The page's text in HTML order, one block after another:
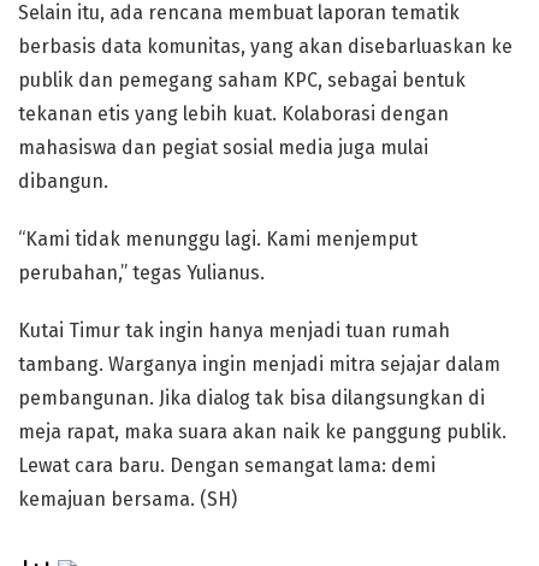
Selain itu, ada rencana membuat laporan tematik
berbasis data komunitas, yang akan disebarluaskan ke
publik dan pemegang saham KPC, sebagai bentuk
tekanan etis yang lebih kuat. Kolaborasi dengan
mahasiswa dan pegiat sosial media juga mulai
dibangun.
“Kami tidak menunggu lagi. Kami menjemput
perubahan,” tegas Yulianus.
Kutai Timur tak ingin hanya menjadi tuan rumah
tambang. Warganya ingin menjadi mitra sejajar dalam
pembangunan. Jika dialog tak bisa dilangsungkan di
meja rapat, maka suara akan naik ke panggung publik.
Lewat cara baru. Dengan semangat lama: demi
kemajuan bersama. (SH)